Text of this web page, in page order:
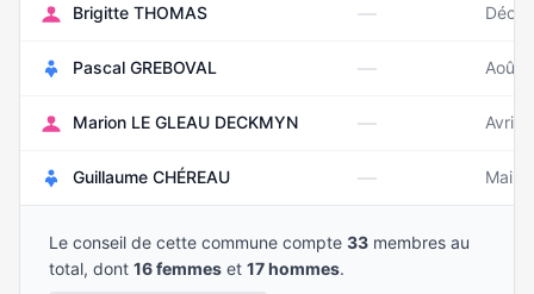
Brigitte THOMAS —
Pascal GREBOVAL — Août
Marion LE GLEAU DECKMYN — Avril
Guillaume CHÉREAU — Mai
Le conseil de cette commune compte 33 membres au
total, dont 16 femmes et 17 hommes.